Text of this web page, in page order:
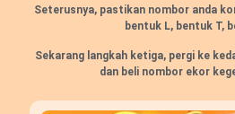
Seterusnya, pastikan nombor anda
bentuk L, bentuk T,
Sekarang langkah ketiga, pergi ke
dan beli nombor ekor